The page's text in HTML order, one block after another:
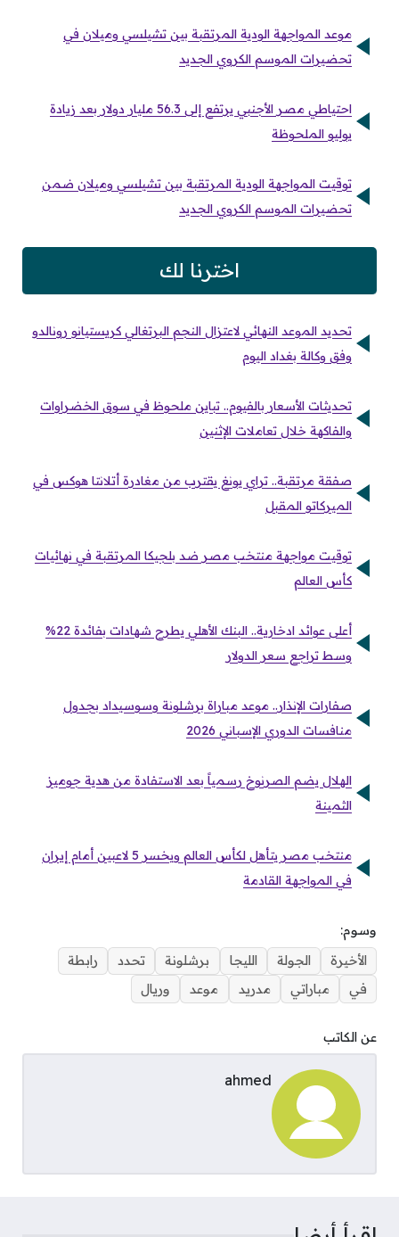
موعد المواجهة الودية المرتقبة بين تشيلسي وميلان في
تحضيرات الموسم الكروي الجديد
احتياطي مصر الأجنبي يرتفع إلى 56.3 مليار دولار بعد زيادة
يوليو الملحوظة
توقيت المواجهة الودية المرتقبة بين تشيلسي وميلان ضمن
تحضيرات الموسم الكروي الجديد
اخترنا لك
تحديد الموعد النهائي لاعتزال النجم البرتغالي كريستيانو رونالدو
وفق وكالة بغداد اليوم
تحديثات الأسعار بالفيوم.. تباين ملحوظ في سوق الخضراوات
والفاكهة خلال تعاملات الإثنين
صفقة مرتقبة.. تراي يونغ يقترب من مغادرة أتلانتا هوكس في
الميركاتو المقبل
توقيت مواجهة منتخب مصر ضد بلجيكا المرتقبة في نهائيات
كأس العالم
أعلى عوائد ادخارية.. البنك الأهلي يطرح شهادات بفائدة 22%
وسط تراجع سعر الدولار
صفارات الإنذار.. موعد مباراة برشلونة وسوسيداد بجدول
منافسات الدوري الإسباني 2026
الهلال يضم الصرنوخ رسمياً بعد الاستفادة من هدية جوميز
الثمينة
منتخب مصر يتأهل لكأس العالم ويخسر 5 لاعبين أمام إيران
في المواجهة القادمة
وسوم:
الأخيرة
الجولة الليجا برشلونة تحدد
رابطة
في
مباراتي مدريد موعد وريال
عن الكاتب
ahmed